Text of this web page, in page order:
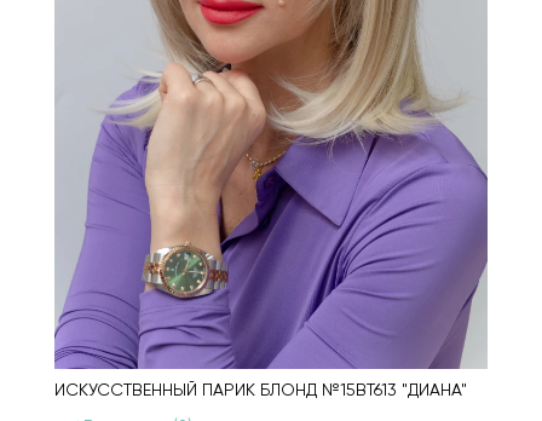
ИСКУССТВЕННЫЙ ПАРИК БЛОНД №15BT613 "ДИАНА"